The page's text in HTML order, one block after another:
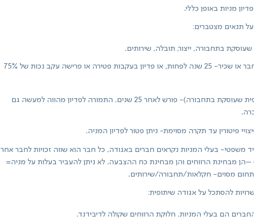
בתחבורה, ייצור, תובלה, שירותים.
הפדיון צריך להיות- לגבי חבר או שכיר- 25 שנה לפחות, או פדיון בעקבות פטירה או פרישה עקב נכות של 75%
למשל: עובד בדן (אגודה שיתופית שעוסקת בתחבורה)- פורש לאחר 25 שנים. התמורה לפדיון מהווה למעשה גם
פיטורין עד תקרה מסוימת- ניתן פטור לפדיון המניה.
משפטי- בעלי המניות נקראים חברים באגודה, כל חבר הוא שווה זכויות לחבר אחר
שליטה וכד') –הן מבחינת הרווחים והן מבחינת כח ההצבעה. לא ניתן להעביר בעלות על מניה=
מסוים- חקלאות/תחבורה/שירותים.
הם בעלי המניות. חלוקת הרווחים שקולה לדיבידנד.